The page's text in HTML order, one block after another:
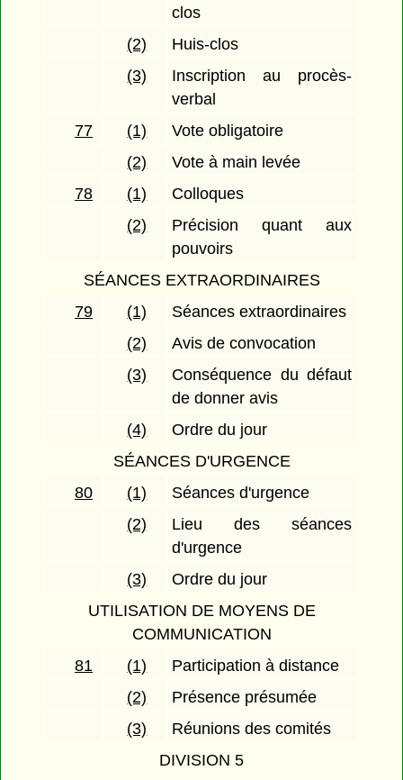
clos
(2)
Huis-clos
(3)
Inscription au procès-
verbal
77
(1)
Vote obligatoire
(2)
Vote à main levée
78
(1)
Colloques
(2)
Précision quant aux
pouvoirs
SÉANCES EXTRAORDINAIRES
79
(1)
Séances extraordinaires
(2)
Avis de convocation
(3)
Conséquence du défaut
de donner avis
(4)
Ordre du jour
SÉANCES D'URGENCE
80
(1)
Séances d'urgence
(2)
Lieu des séances
d'urgence
(3)
Ordre du jour
UTILISATION DE MOYENS DE
COMMUNICATION
81
(1)
Participation à distance
(2)
Présence présumée
(3)
Réunions des comités
DIVISION 5